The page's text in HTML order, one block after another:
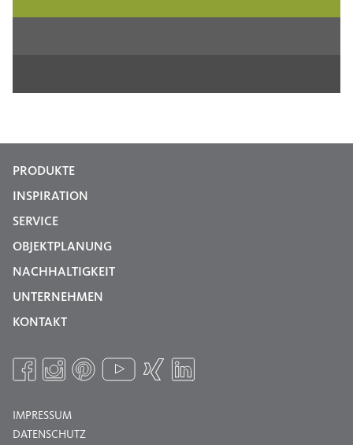
PRODUKTE
INSPIRATION
SERVICE
OBJEKTPLANUNG
NACHHALTIGKEIT
UNTERNEHMEN
KONTAKT
IMPRESSUM
DATENSCHUTZ